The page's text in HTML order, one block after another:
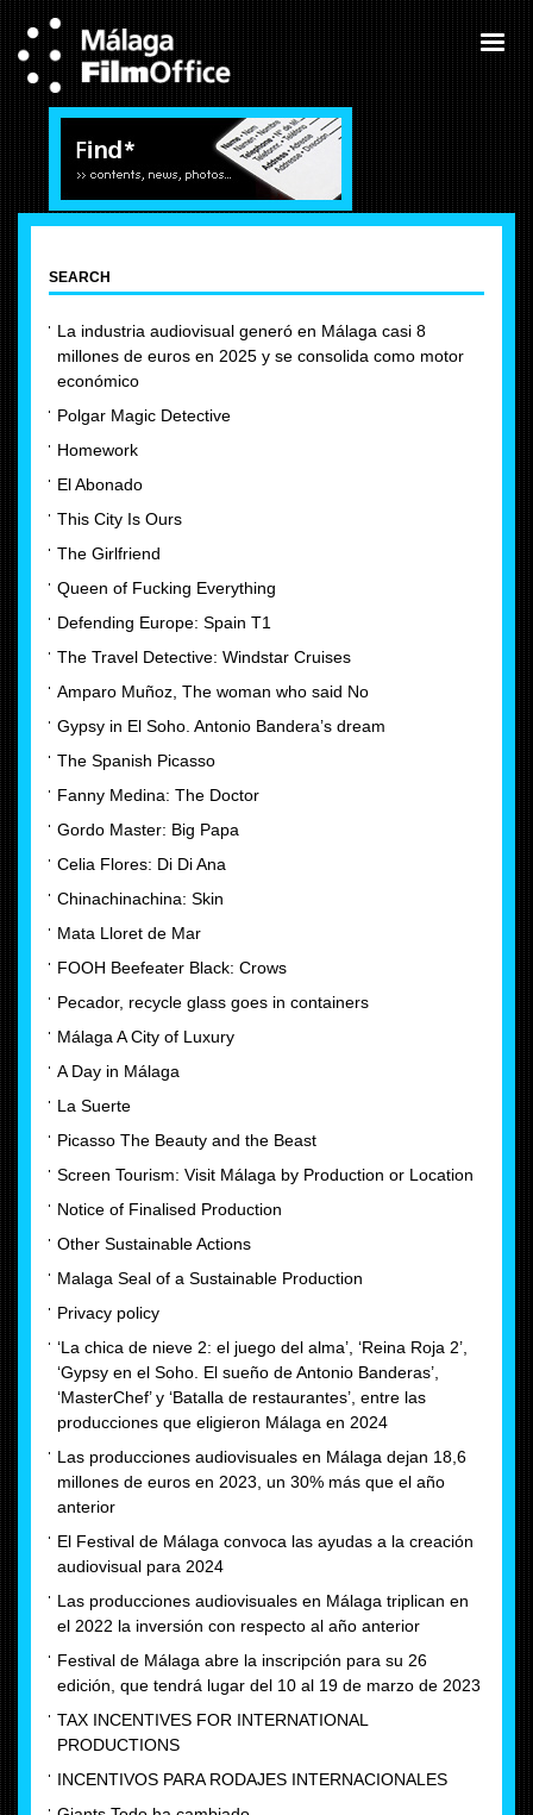
SEARCH
La industria audiovisual generó en Málaga casi 8
millones de euros en 2025 y se consolida como motor
económico
Polgar Magic Detective
Homework
El Abonado
This City Is Ours
The Girlfriend
Queen of Fucking Everything
Defending Europe: Spain T1
The Travel Detective: Windstar Cruises
Amparo Muñoz, The woman who said No
Gypsy in El Soho. Antonio Bandera’s dream
The Spanish Picasso
Fanny Medina: The Doctor
Gordo Master: Big Papa
Celia Flores: Di Di Ana
Chinachinachina: Skin
Mata Lloret de Mar
FOOH Beefeater Black: Crows
Pecador, recycle glass goes in containers
Málaga A City of Luxury
A Day in Málaga
La Suerte
Picasso The Beauty and the Beast
Screen Tourism: Visit Málaga by Production or Location
Notice of Finalised Production
Other Sustainable Actions
Malaga Seal of a Sustainable Production
Privacy policy
‘La chica de nieve 2: el juego del alma’, ‘Reina Roja 2’,
‘Gypsy en el Soho. El sueño de Antonio Banderas’,
‘MasterChef’ y ‘Batalla de restaurantes’, entre las
producciones que eligieron Málaga en 2024
Las producciones audiovisuales en Málaga dejan 18,6
millones de euros en 2023, un 30% más que el año
anterior
El Festival de Málaga convoca las ayudas a la creación
audiovisual para 2024
Las producciones audiovisuales en Málaga triplican en
el 2022 la inversión con respecto al año anterior
Festival de Málaga abre la inscripción para su 26
edición, que tendrá lugar del 10 al 19 de marzo de 2023
TAX INCENTIVES FOR INTERNATIONAL
PRODUCTIONS
INCENTIVOS PARA RODAJES INTERNACIONALES